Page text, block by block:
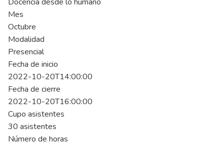
Mes
Octubre
Modalidad
Presencial
Fecha de inicio
2022-10-20T14:00:00
Fecha de cierre
2022-10-20T16:00:00
Cupo asistentes
30 asistentes
Número de horas